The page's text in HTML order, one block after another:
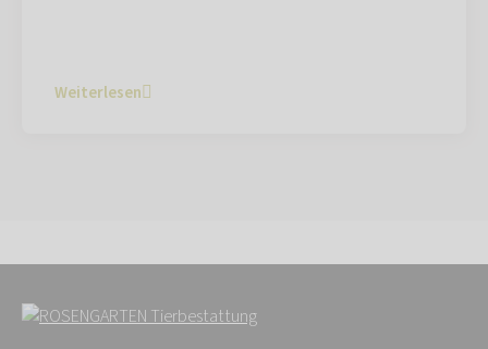
Weiterlesen